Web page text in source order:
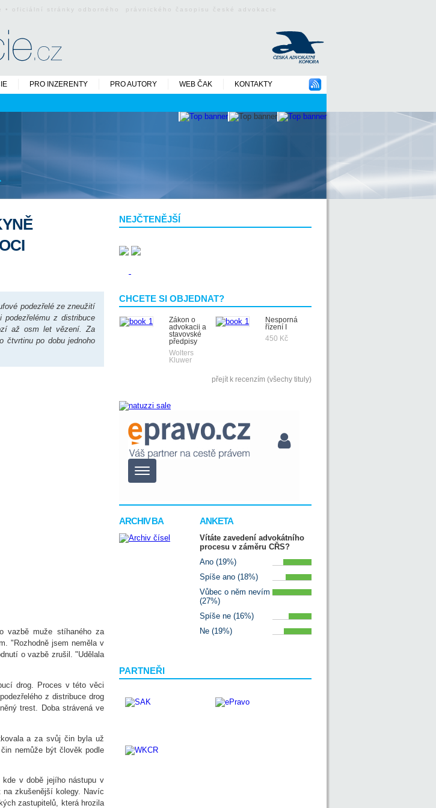
oficiální stránky odborného právnického časopisu české advokacie
PRO INZERENTY PRO AUTORY WEB ČAK KONTAKTY
NEJČTENĚJŠÍ
CHCETE SI OBJEDNAT?
Zákon o
advokacii a
stavovské
předpisy
Wolters
Kluwer
Nesporná
řízení I
450 Kč
přejít k recenzím (všechy tituly)
ARCHIV BA ANKETA
Vítáte zavedení advokátního
procesu v záměru CŘS?
Ano (19%)
Spíše ano (18%)
Vůbec o něm nevím
(27%)
Spíše ne (16%)
Ne (19%)
PARTNEŘI
podezřelé ze zneužití
podezřelému z distribuce
až osm let vězení. Za
čtvrtinu po dobu jednoho
vazbě muže stíhaného za
"Rozhodně jsem neměla v
o vazbě zrušil. "Udělala
drog. Proces v této věci
z distribuce drog
trest. Doba strávená ve
a za svůj čin byla už
nemůže být člověk podle
kde v době jejího nástupu v
na zkušenější kolegy. Navíc
zastupitelů, která hrozila